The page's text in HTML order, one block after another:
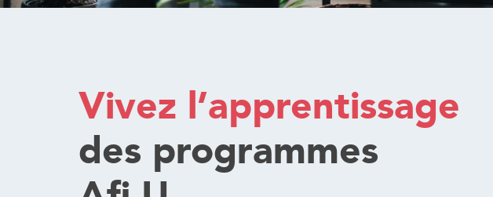
Vivez l’apprentissage
des programmes